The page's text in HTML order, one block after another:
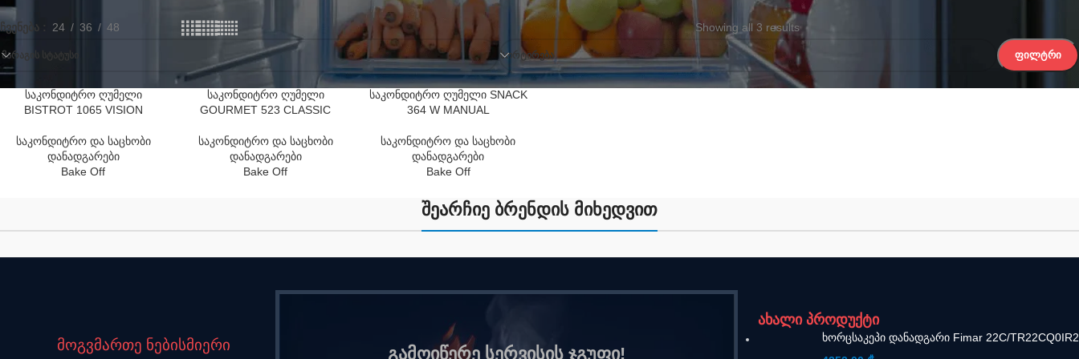
ჩვენება 24 36 48 Showing all 3 results
ᲛᲐᲠᲐᲒᲘᲡ ᲡᲢᲐᲢᲣᲡᲘ ᲡᲝᲠᲢᲘᲠᲔᲑᲐ ᲤᲘᲚᲢᲠᲘ
საკონდიტრო ღუმელი
BISTROT 1065 VISION
საკონდიტრო და საცხობი
დანადგარები
Bake Off
საკონდიტრო ღუმელი
GOURMET 523 CLASSIC
საკონდიტრო და საცხობი
დანადგარები
Bake Off
საკონდიტრო ღუმელი SNACK
364 W MANUAL
საკონდიტრო და საცხობი
დანადგარები
Bake Off
შეარჩიე ბრენდის მიხედვით
მოგვმართე ნებისმიერი გამოიწერე სერვისის ჯგუფი!
ახალი პროდუქტი
ხორცსაკეპი დანადგარი Fimar 22C/